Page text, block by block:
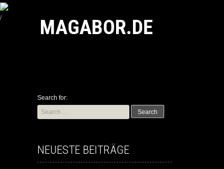
/ MAGABOR.DE
Search for:
NEUESTE BEITRÄGE